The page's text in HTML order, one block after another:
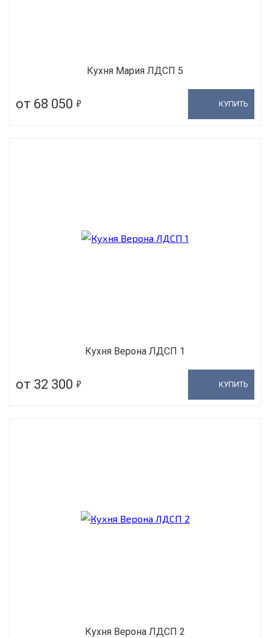
Кухня Мария ЛДСП 5
от 68 050 5 КУПИТЬ
Кухня Верона ЛДСП 1
от 32 300 5 КУПИТЬ
Кухня Верона ЛДСП 2